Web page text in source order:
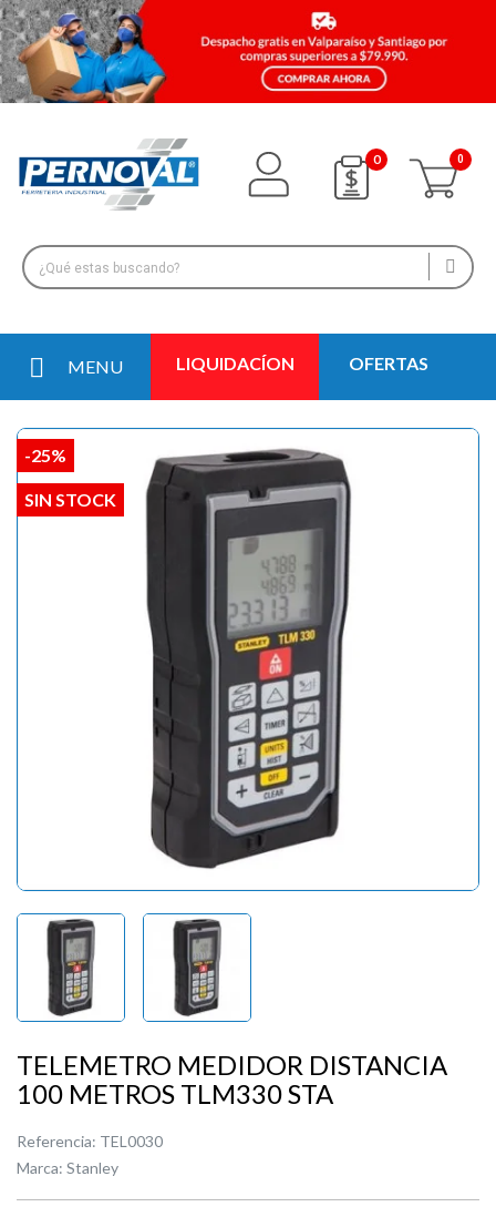
0
MENU LIQUIDACÍON OFERTAS
-25%
SIN STOCK
TELEMETRO MEDIDOR DISTANCIA
100 METROS TLM330 STA
Referencia: TEL0030
Marca: Stanley